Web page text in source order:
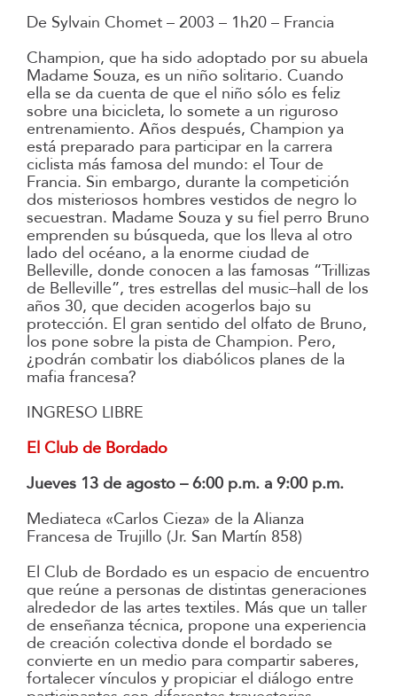
De Sylvain Chomet – 2003 – 1h20 – Francia
Champion, que ha sido adoptado por su abuela
Madame Souza, es un niño solitario. Cuando
ella se da cuenta de que el niño sólo es feliz
sobre una bicicleta, lo somete a un riguroso
entrenamiento. Años después, Champion ya
está preparado para participar en la carrera
ciclista más famosa del mundo: el Tour de
Francia. Sin embargo, durante la competición
dos misteriosos hombres vestidos de negro lo
secuestran. Madame Souza y su fiel perro Bruno
emprenden su búsqueda, que los lleva al otro
lado del océano, a la enorme ciudad de
Belleville, donde conocen a las famosas “Trillizas
de Belleville”, tres estrellas del music–hall de los
años 30, que deciden acogerlos bajo su
protección. El gran sentido del olfato de Bruno,
los pone sobre la pista de Champion. Pero,
¿podrán combatir los diabólicos planes de la
mafia francesa?
INGRESO LIBRE
El Club de Bordado
Jueves 13 de agosto – 6:00 p.m. a 9:00 p.m.
Mediateca «Carlos Cieza» de la Alianza
Francesa de Trujillo (Jr. San Martín 858)
El Club de Bordado es un espacio de encuentro
que reúne a personas de distintas generaciones
alrededor de las artes textiles. Más que un taller
de enseñanza técnica, propone una experiencia
de creación colectiva donde el bordado se
convierte en un medio para compartir saberes,
fortalecer vínculos y propiciar el diálogo entre